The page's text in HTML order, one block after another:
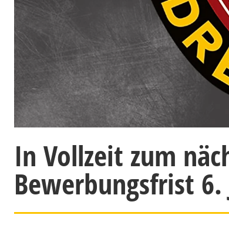
In Vollzeit zum
Bewerbungsfrist 6.